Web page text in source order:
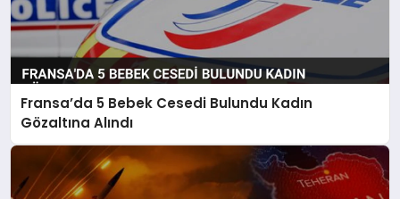
Fransa’da 5 Bebek Cesedi Bulundu Kadın
Gözaltına Alındı